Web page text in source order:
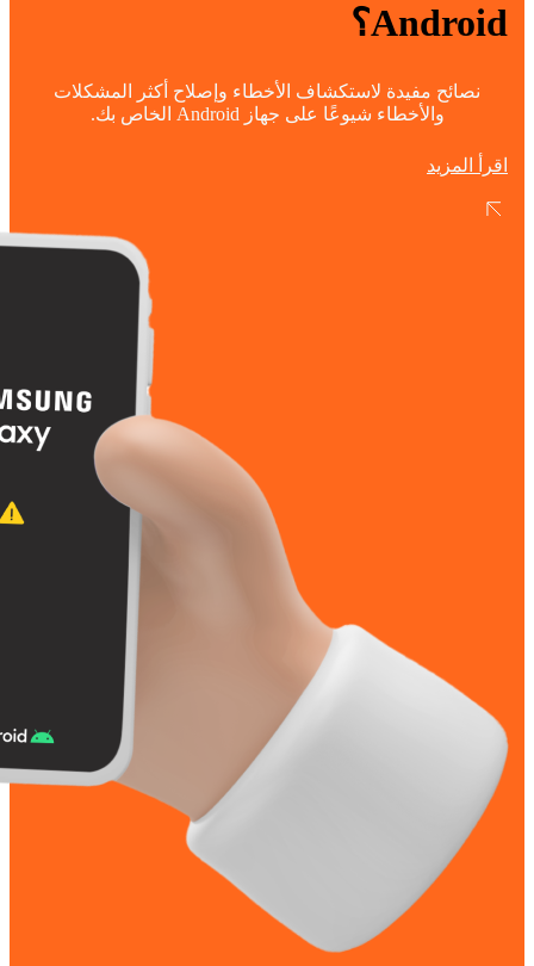
Android؟
نصائح مفيدة لاستكشاف الأخطاء وإصلاح أكثر المشكلات
والأخطاء شيوعًا على جهاز Android الخاص بك.
اقرأ المزيد